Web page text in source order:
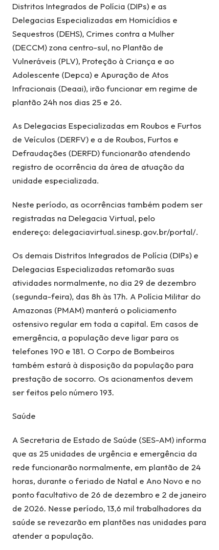
Distritos Integrados de Polícia (DIPs) e as
Delegacias Especializadas em Homicídios e
Sequestros (DEHS), Crimes contra a Mulher
(DECCM) zona centro-sul, no Plantão de
Vulneráveis (PLV), Proteção à Criança e ao
Adolescente (Depca) e Apuração de Atos
Infracionais (Deaai), irão funcionar em regime de
plantão 24h nos dias 25 e 26.
As Delegacias Especializadas em Roubos e Furtos
de Veículos (DERFV) e a de Roubos, Furtos e
Defraudações (DERFD) funcionarão atendendo
registro de ocorrência da área de atuação da
unidade especializada.
Neste período, as ocorrências também podem ser
registradas na Delegacia Virtual, pelo
endereço: delegaciavirtual.sinesp.gov.br/portal/.
Os demais Distritos Integrados de Polícia (DIPs) e
Delegacias Especializadas retomarão suas
atividades normalmente, no dia 29 de dezembro
(segunda-feira), das 8h às 17h. A Polícia Militar do
Amazonas (PMAM) manterá o policiamento
ostensivo regular em toda a capital. Em casos de
emergência, a população deve ligar para os
telefones 190 e 181. O Corpo de Bombeiros
também estará à disposição da população para
prestação de socorro. Os acionamentos devem
ser feitos pelo número 193.
Saúde
A Secretaria de Estado de Saúde (SES-AM) informa
que as 25 unidades de urgência e emergência da
rede funcionarão normalmente, em plantão de 24
horas, durante o feriado de Natal e Ano Novo e no
ponto facultativo de 26 de dezembro e 2 de janeiro
de 2026. Nesse período, 13,6 mil trabalhadores da
saúde se revezarão em plantões nas unidades para
atender a população.